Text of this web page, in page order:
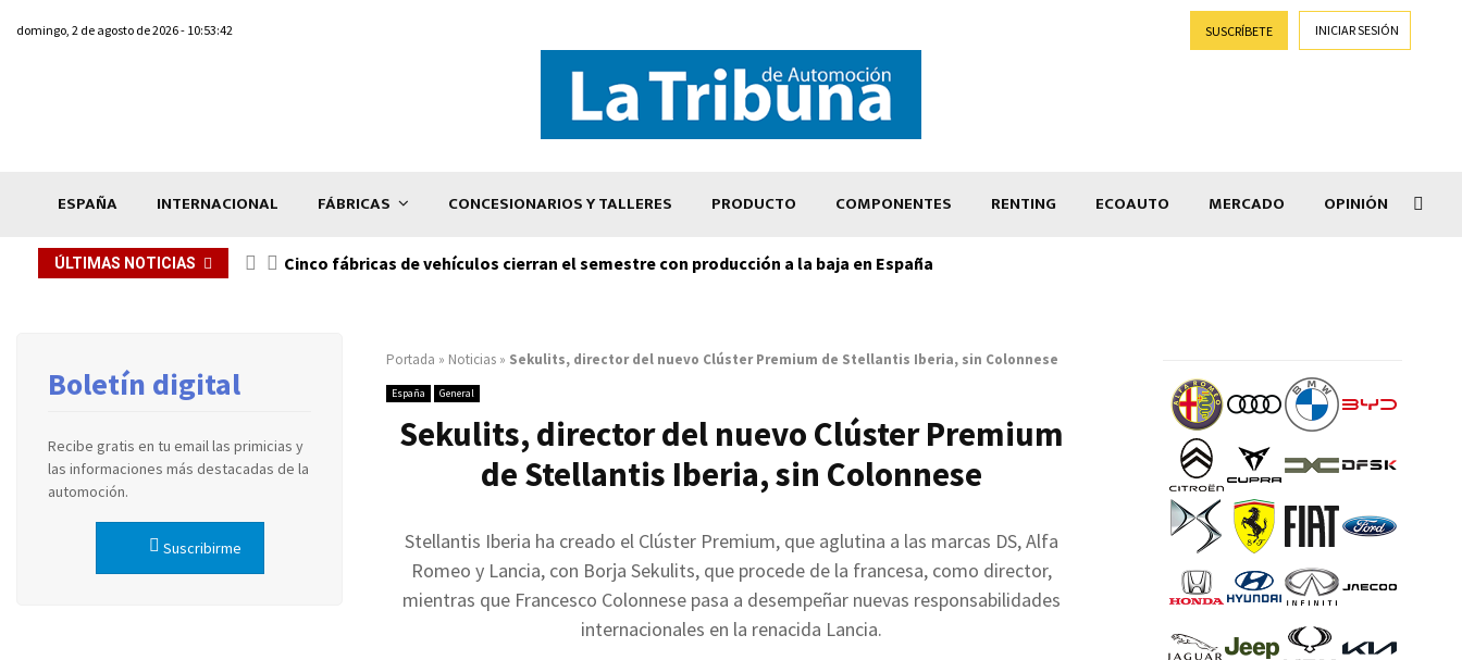
domingo, 2 de agosto de 2026 - 10:53:42 SUSCRÍBETE INICIAR SESIÓN
ESPAÑA INTERNACIONAL FÁBRICAS CONCESIONARIOS Y TALLERES PRODUCTO COMPONENTES RENTING ECOAUTO MERCADO OPINIÓN
ÚLTIMAS NOTICIAS Cinco fábricas de vehículos cierran el semestre con producción a la baja en España
Portada » Noticias » Sekulits, director del nuevo Clúster Premium de Stellantis Iberia, sin Colonnese
España General
Sekulits, director del nuevo Clúster Premium
de Stellantis Iberia, sin Colonnese
Stellantis Iberia ha creado el Clúster Premium, que aglutina a las marcas DS, Alfa
Romeo y Lancia, con Borja Sekulits, que procede de la francesa, como director,
mientras que Francesco Colonnese pasa a desempeñar nuevas responsabilidades
internacionales en la renacida Lancia.
Boletín digital
Recibe gratis en tu email las primicias y
las informaciones más destacadas de la
automoción.
Suscribirme